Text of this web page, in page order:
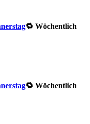
🔁 Wöchentlich
🔁 Wöchentlich